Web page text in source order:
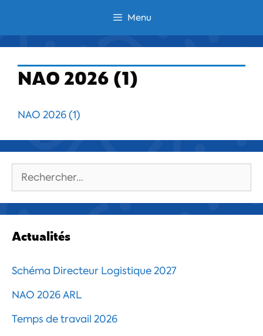
contenu
Menu
NAO 2026 (1)
NAO 2026 (1)
Rechercher :
Actualités
Schéma Directeur Logistique 2027
NAO 2026 ARL
Temps de travail 2026